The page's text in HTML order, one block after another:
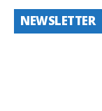
NEWSLETTER